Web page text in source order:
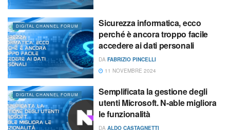
DIGITAL CHANNEL FORUM
Sicurezza informatica, ecco
perché è ancora troppo facile
accedere ai dati personali
DA FABRIZIO PINCELLI
11 NOVEMBRE 2024
DIGITAL CHANNEL FORUM
Semplificata la gestione degli
utenti Microsoft. N-able migliora
le funzionalità
DA ALDO CASTAGNETTI